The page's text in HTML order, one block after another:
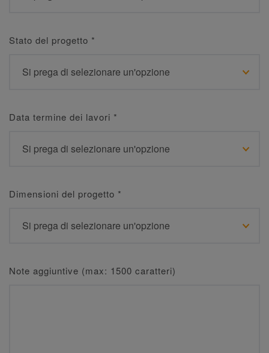
Stato del progetto *
Data termine dei lavori *
Dimensioni del progetto *
Note aggiuntive (max: 1500 caratteri)